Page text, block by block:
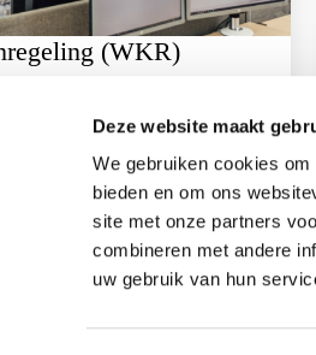
Deze website maakt
We gebruiken cookies
bieden en om ons
site met onze partners
combineren met andere
uw gebruik van hun
(WKR)
Dr. Hub van Doorneweg 161